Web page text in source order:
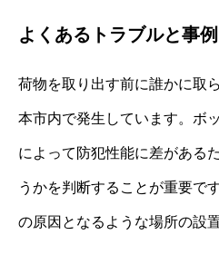
よくあるトラブルと事例
荷物を取り出す前に誰かに取
本市内で発生しています。ボ
によって防犯性能に差がある
うかを判断することが重要で
の原因となるような場所の設